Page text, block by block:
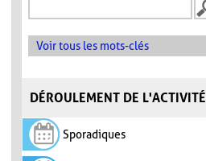
Voir tous les mots-clés
DÉROULEMENT DE L'ACTIVITÉ
Sporadiques